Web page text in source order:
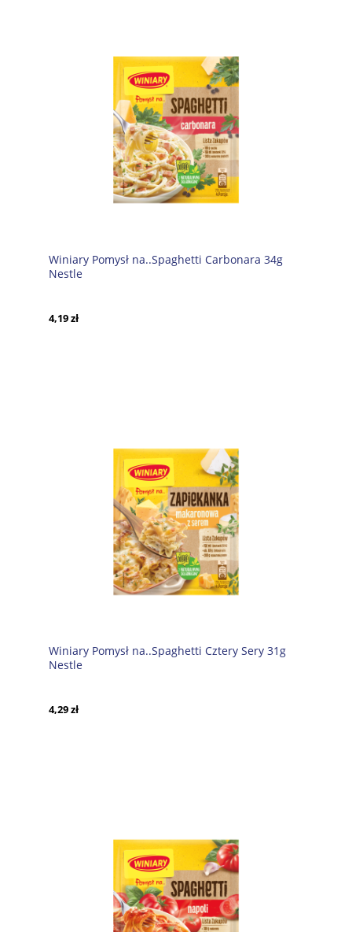
Winiary Pomysł na..Spaghetti Carbonara 34g
Nestle
4,19 zł
Winiary Pomysł na..Spaghetti Cztery Sery 31g
Nestle
4,29 zł